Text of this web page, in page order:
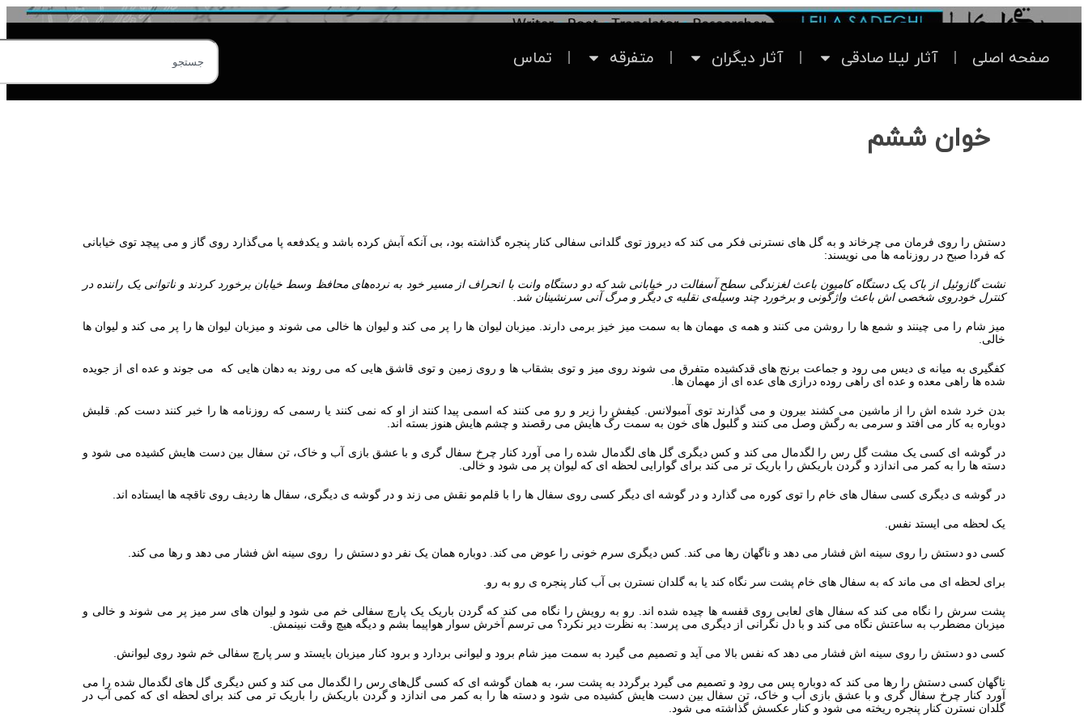
صفحه اصلی آثار لیلا صادقی آثار دیگران متفرقه تماس
خوان ششم
دستش را روی فرمان می‌ چرخاند و به گل‌ های نسترنی فکر می‌ کند که دیروز توی گلدانی سفالی کنار پنجره گذاشته بود، بی‌ آنکه آبش کرده باشد و یکدفعه پا می‌گذارد روی گاز و می‌ پیچد توی خیابانی
که فردا صبح در روزنامه‌ ها می‌ نویسند:
نشت گازوئیل از باک یک دستگاه کامیون باعث لغزندگی سطح آسفالت در خیابانی شد که دو دستگاه وانت با انحراف از مسیر خود به نرده‌های محافظ وسط خیابان برخورد کردند و ناتوانی یک راننده در
کنترل خودروی شخصی‌ اش باعث واژگونی و برخورد چند وسیله‌ی نقلیه‌ ی دیگر و مرگ آنی سرنشینان شد.
میز شام را می‌ چینند و شمع‌ ها را روشن می‌ کنند و همه‌ ی مهمان‌ ها به سمت میز خیز برمی‌ دارند. میزبان لیوان‌ ها را پر می‌ کند و لیوان‌ ها خالی می‌ شوند و میزبان لیوان‌ ها را پر می‌ کند و لیوان‌ ها
خالی.
کفگیری به میانه‌‌ ی دیس می‌ رود و جماعت برنج‌ های قدکشیده متفرق می‌ شوند روی میز و توی بشقاب‌ ها و روی زمین و توی قاشق‌ هایی که می‌ روند به دهان‌ هایی که می‌ جوند و عده‌ ای از جویده‌
شده‌ ها راهی معده و عده‌ ای راهی روده‌ درازی‌ های عده‌ ای از مهمان‌ ها.
بدن خرد شده‌ اش را از ماشین می‌ کشند بیرون و می‌ گذارند توی آمبولانس. کیفش را زیر و رو می‌ کنند که اسمی پیدا کنند از او که نمی‌ کنند یا رسمی که روزنامه‌ ها را خبر کنند دست‌ کم. قلبش
دوباره به کار می‌ افتد و سرمی به رگش وصل می‌ کنند و گلبول‌ های خون به سمت رگ‌ هایش می‌ رقصند و چشم‌ هایش هنوز بسته‌ اند.
در گوشه‌ ای کسی یک مشت گل‌ رس را لگدمال می‌ کند و کس دیگری گل‌ های لگدمال شده را می‌ آورد کنار چرخ سفال‌ گری و با عشق‌ بازی آب و خاک، تن سفال بین دست‌ هایش کشیده می‌ شود و
دسته‌ ها را به کمر می‌ اندازد و گردن باریکش را باریک‌ تر می‌ کند برای گوارایی لحظه‌ ای که لیوان پر می‌ شود و خالی.
در گوشه‌ ی دیگری کسی سفال‌ های خام را توی کوره می‌ گذارد و در گوشه‌ ای دیگر کسی روی سفال‌ ها را با قلم‌مو نقش می‌ زند و در گوشه‌ ی دیگری، سفال‌ ها ردیف روی تاقچه‌ ها ایستاده‌ اند.
یک لحظه می‌ ایستد نفس.
کسی دو دستش را روی سینه‌ اش فشار می‌ دهد و ناگهان رها می‌ کند. کس دیگری سرم خونی را عوض می‌ کند. دوباره همان یک نفر دو دستش را روی سینه‌ اش فشار می‌ دهد و رها می‌ کند.
برای لحظه‌ ای می‌ ماند که به سفال‌ های خام پشت سر نگاه کند یا به گلدان نسترن بی‌ آب کنار پنجره‌ ی رو به رو.
پشت سرش را نگاه می‌ کند که سفال‌ های لعابی روی قفسه‌ ها چیده شده‌ اند. رو به رویش را نگاه می‌ کند که گردن باریک یک پارچ سفالی خم می‌ شود و لیوان‌ های سر میز پر می‌ شوند و خالی و
میزبان مضطرب به ساعتش نگاه می‌ کند و با دل نگرانی از دیگری می‌ پرسد: به نظرت دیر نکرد؟ می‌ ترسم آخرش سوار هواپیما بشم و دیگه هیچ‌ وقت نبینمش.
کسی دو دستش را روی سینه‌ اش فشار می‌ دهد که نفس بالا می‌ آید و تصمیم می‌ گیرد به سمت میز شام برود و لیوانی بردارد و برود کنار میزبان بایستد و سر پارچ سفالی خم شود روی لیوانش.
ناگهان کسی دستش را رها می‌ کند که دوباره پس می‌ رود و تصمیم می‌ گیرد برگردد به پشت سر، به همان گوشه‌ ای که کسی گل‌های رس را لگدمال می‌ کند و کس دیگری گل‌ های لگدمال شده را می‌
آورد کنار چرخ سفال‌ گری و با عشق‌ بازی آب و خاک، تن سفال بین دست‌ هایش کشیده می‌ شود و دسته‌ ها را به کمر می‌ اندازد و گردن باریکش را باریک‌ تر می‌ کند برای لحظه‌ ای که کمی آب در
گلدان نسترن کنار پنجره ریخته می‌ شود و کنار عکسش گذاشته می‌ شود.